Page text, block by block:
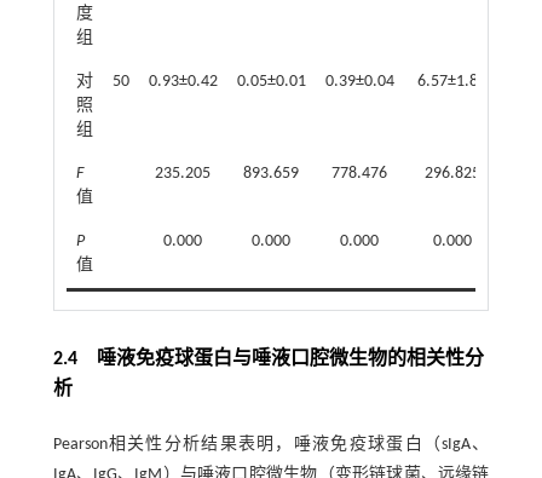
度
组
对
照
组
50 0.93±0.42 0.05±0.01 0.39±0.04 6.57±1.88
F
值
235.205 893.659 778.476 296.825
P
值
0.000 0.000 0.000 0.000
2.4 唾液免疫球蛋白与唾液口腔微生物的相关性分
析
Pearson相关性分析结果表明，唾液免疫球蛋白（sIgA、